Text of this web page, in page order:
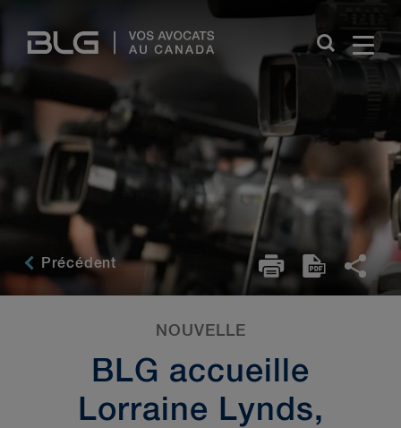
Links
Précédent
NOUVELLE
BLG accueille
Lorraine Lynds,